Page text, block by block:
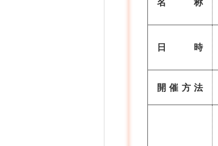
名 称
日 時
開催方法